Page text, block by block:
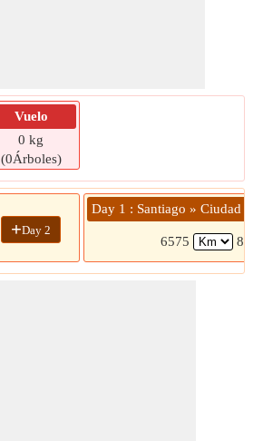
Vuelo
0 kg
(0Árboles)
+Day 2
Day 1 : Santiago » Ciudad
6575 8